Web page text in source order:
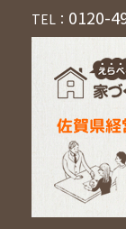
TEL： 0120-